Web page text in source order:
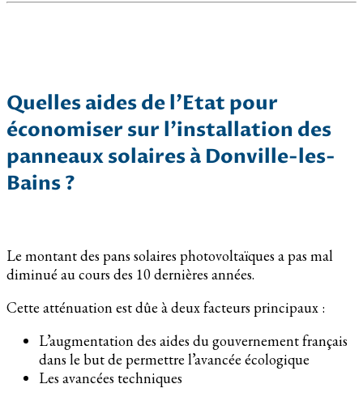
Quelles aides de l’Etat pour
économiser sur l’installation des
panneaux solaires à Donville-les-
Bains ?
Le montant des pans solaires photovoltaïques a pas mal
diminué au cours des 10 dernières années.
Cette atténuation est dûe à deux facteurs principaux :
L’augmentation des aides du gouvernement français
dans le but de permettre l’avancée écologique
Les avancées techniques